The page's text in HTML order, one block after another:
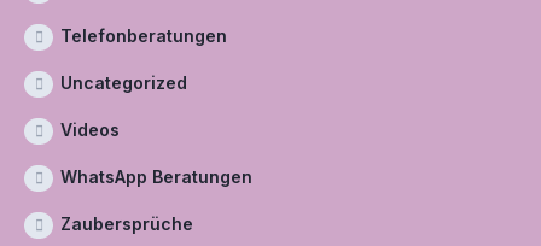
Telefonberatungen
Uncategorized
Videos
WhatsApp Beratungen
Zaubersprüche